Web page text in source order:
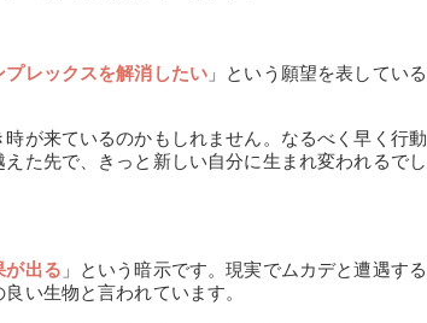
プレックスを解消したい 」という願望を表している
が来ているのかもしれません。なるべく早く行動
た先で、きっと新しい自分に生まれ変われるでし
が出る 」という暗示です。現実でムカデと遭遇する
い生物と言われています。